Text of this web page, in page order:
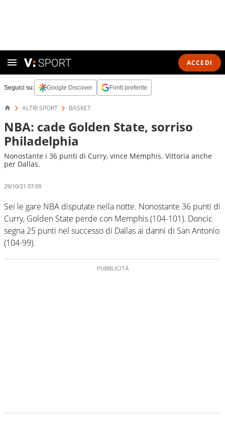
ACCEDI
Seguici su: Google Discover Fonti preferite
ALTRI SPORT BASKET
NBA: cade Golden State, sorriso
Philadelphia
Nonostante i 36 punti di Curry, vince Memphis. Vittoria anche
per Dallas.
29/10/21 07:09
Sei le gare NBA disputate nella notte. Nonostante 36 punti di
Curry, Golden State perde con Memphis (104-101). Doncic
segna 25 punti nel successo di Dallas ai danni di San Antonio
(104-99).